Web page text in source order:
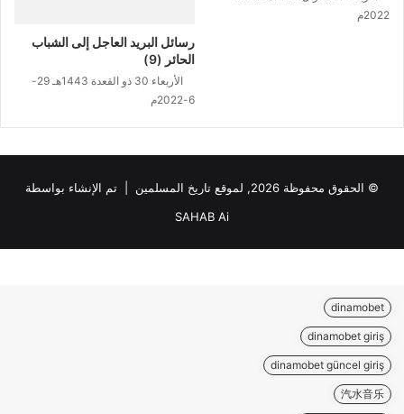
2022م
رسائل البريد العاجل إلى الشباب
الحائر (9)
الأربعاء 30 ذو القعدة 1443هـ 29-
6-2022م
© الحقوق محفوظة 2026, لموقع تاريخ المسلمين | تم الإنشاء بواسطة
SAHAB Ai
dinamobet
dinamobet giriş
dinamobet güncel giriş
汽水音乐